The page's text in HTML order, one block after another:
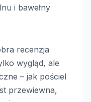
i bawełny
recenzja
wygląd, ale
– jak pościel
przewiewna,